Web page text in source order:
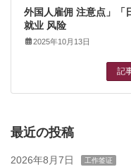
外国人雇佣 注意点」「
就业 风险
2025年10月13日
記
最近の投稿
2026年8月7日 工作签证